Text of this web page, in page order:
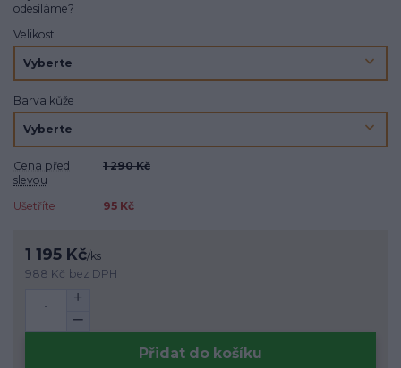
odesíláme?
Velikost
Barva kůže
Cena před
slevou
1 290 Kč
Ušetříte 95 Kč
1 195 Kč/ks
988 Kč bez DPH
Přidat do košíku